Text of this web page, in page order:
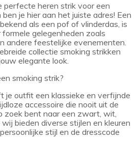
perfecte heren strik voor een
je hier aan het juiste adres! Een
als een pof of vlinderdas, is
gelegenheden zoals
andere feestelijke evenementen.
collectie smoking strikken
elegante look.
smoking strik?
je outfit een klassieke en verfijnde
accessoire die nooit uit de
zoek bent naar een zwart, wit,
bieden diverse stijlen en kleuren
stijl en de dresscode